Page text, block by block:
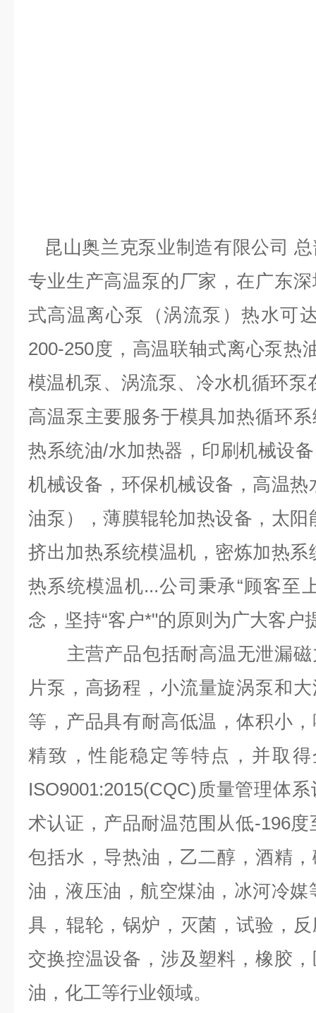
昆山奥兰克泵业制造有限公司
专业生产高温泵的厂家，在广东
式高温离心泵（涡流泵）热水可
200-250度，高温联轴式离心泵热
模温机泵、涡流泵、冷水机循环泵
高温泵主要服务于模具加热循环
热系统油/水加热器，印刷机械设
机械设备，环保机械设备，高温
油泵），薄膜辊轮加热设备，太
挤出加热系统模温机，密炼加热
热系统模温机...公司秉承“顾客至
念，坚持“客户*"的原则为广大客户
主营产品包括耐高温无泄漏磁
片泵， 高扬程，小流量旋涡泵和
等，产品具有耐高低温，体积小
精致，性能稳定等特点，并取
ISO9001:2015(CQC)质量管理体
术认证，产品耐温范围从低-196
包括水，导热油，乙二醇，酒精
油，液压油，航空煤油，冰河冷
具，辊轮，锅炉，灭菌，试验，
交换控温设备，涉及塑料，橡胶
油，化工等行业领域。